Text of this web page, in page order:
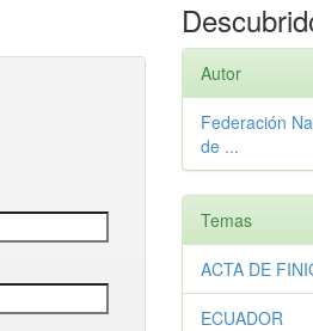
Autor
Federación
de ...
Temas
ACTA DE
ECUADOR